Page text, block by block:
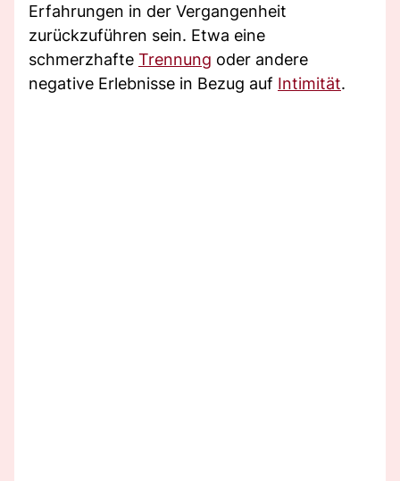
Erfahrungen in der Vergangenheit
zurückzuführen sein. Etwa eine
schmerzhafte Trennung oder andere
negative Erlebnisse in Bezug auf Intimität.